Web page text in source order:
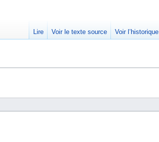
Lire Voir le texte source Voir l’historique